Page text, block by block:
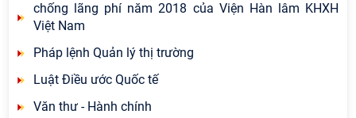
chống lãng phí năm 2018 của Viện Hàn lâm KHXH
Việt Nam
Pháp lệnh Quản lý thị trường
Luật Điều ước Quốc tế
Văn thư - Hành chính